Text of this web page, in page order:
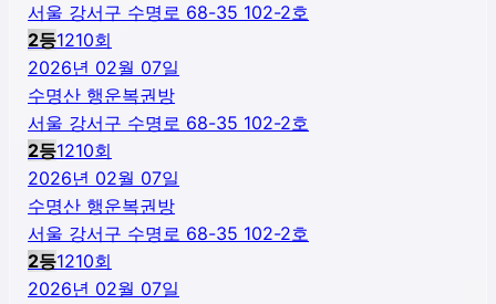
서울 강서구 수명로 68-35 102-2호
2등1210회
2026년 02월 07일
수명산 행운복권방
서울 강서구 수명로 68-35 102-2호
2등1210회
2026년 02월 07일
수명산 행운복권방
서울 강서구 수명로 68-35 102-2호
2등1210회
2026년 02월 07일